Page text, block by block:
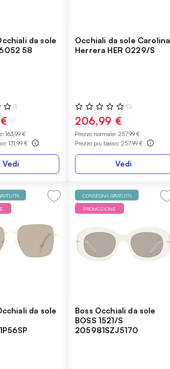
da sole
58
(1)
163,99 €
131,99 €
Vedi
Occhiali da sole Carolina
Herrera HER 0229/S
Valutazione:
0%
(0)
206,99 €
Prezzo normale: 257,99 €
Prezzo più basso: 257,99 €
Vedi
da sole
CONSEGNA GRATUITA
PROMOZIONE
Boss Occhiali da sole
BOSS 1521/S
205981SZJ5170